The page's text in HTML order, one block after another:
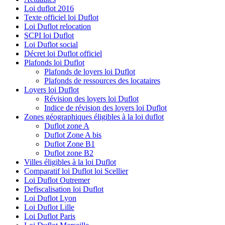
Loi duflot 2016
Texte officiel loi Duflot
Loi Duflot relocation
SCPI loi Duflot
Loi Duflot social
Décret loi Duflot officiel
Plafonds loi Duflot
Plafonds de loyers loi Duflot
Plafonds de ressources des locataires
Loyers loi Duflot
Révision des loyers loi Duflot
Indice de révision des loyers loi Duflot
Zones géographiques éligibles à la loi duflot
Duflot zone A
Duflot Zone A bis
Duflot Zone B1
Duflot zone B2
Villes éligibles à la loi Duflot
Comparatif loi Duflot loi Scellier
Loi Duflot Outremer
Defiscalisation loi Duflot
Loi Duflot Lyon
Loi Duflot Lille
Loi Duflot Paris